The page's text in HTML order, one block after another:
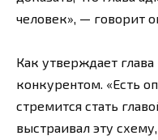
человек», — говорит
Как утверждает
конкурентом. «Есть
стремится стать
выстраивал эту